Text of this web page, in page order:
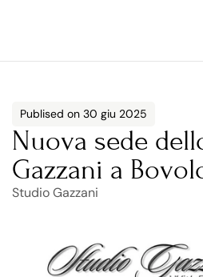
Publised on 30 giu 2025
Nuova sede
Gazzani a
Studio Gazzani